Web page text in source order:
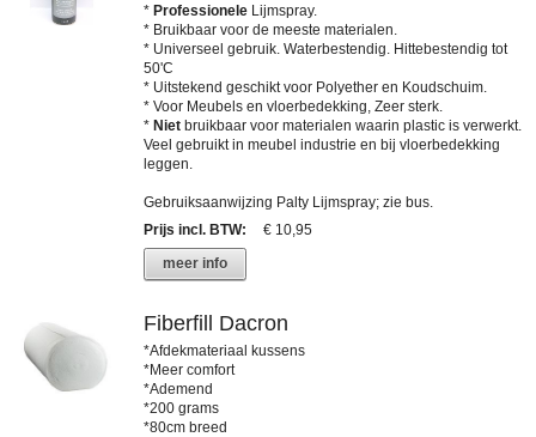
* Professionele Lijmspray.
* Bruikbaar voor de meeste materialen.
* Universeel gebruik. Waterbestendig. Hittebestendig tot
50'C
* Uitstekend geschikt voor Polyether en Koudschuim.
* Voor Meubels en vloerbedekking, Zeer sterk.
* Niet bruikbaar voor materialen waarin plastic is verwerkt.
Veel gebruikt in meubel industrie en bij vloerbedekking
leggen.
Gebruiksaanwijzing Palty Lijmspray; zie bus.
Prijs incl. BTW:
€ 10,95
meer info
Fiberfill Dacron
*Afdekmateriaal kussens
*Meer comfort
*Ademend
*200 grams
*80cm breed